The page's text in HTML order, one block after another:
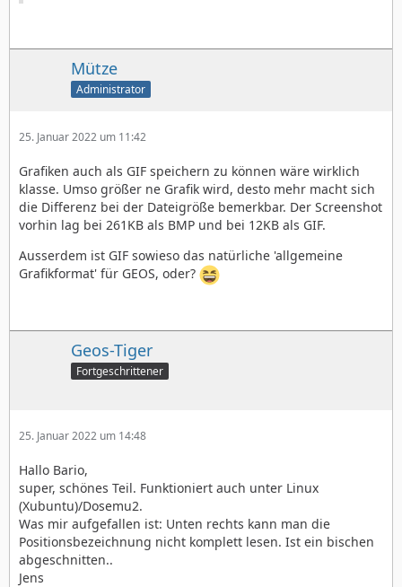
Mütze
Administrator
25. Januar 2022 um 11:42
Grafiken auch als GIF speichern zu können wäre wirklich
klasse. Umso größer ne Grafik wird, desto mehr macht sich
die Differenz bei der Dateigröße bemerkbar. Der Screenshot
vorhin lag bei 261KB als BMP und bei 12KB als GIF.
Ausserdem ist GIF sowieso das natürliche 'allgemeine
Grafikformat' für GEOS, oder?
Geos-Tiger
Fortgeschrittener
25. Januar 2022 um 14:48
Hallo Bario,
super, schönes Teil. Funktioniert auch unter Linux
(Xubuntu)/Dosemu2.
Was mir aufgefallen ist: Unten rechts kann man die
Positionsbezeichnung nicht komplett lesen. Ist ein bischen
abgeschnitten..
Jens